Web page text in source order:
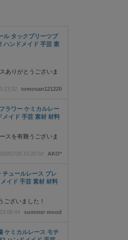
ル タックプリーツブ
ハンドメイド 手芸 素
ありがとうございま
tomosan121220
ラワー ケミカルレー
メイド 手芸 素材 材料
スを有難うございま
AKO*
07/29 15:20:50
ュールレース ブレ
イド 手芸 素材 材料
ございました！
summer mood
ケミカルレース モチ